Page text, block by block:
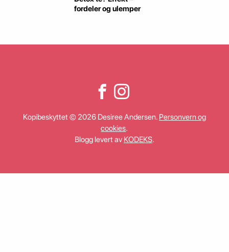
fordeler og ulemper
Kopibeskyttet © 2026 Desiree Andersen. Personvern og
cookies.
Blogg levert av KODEKS.